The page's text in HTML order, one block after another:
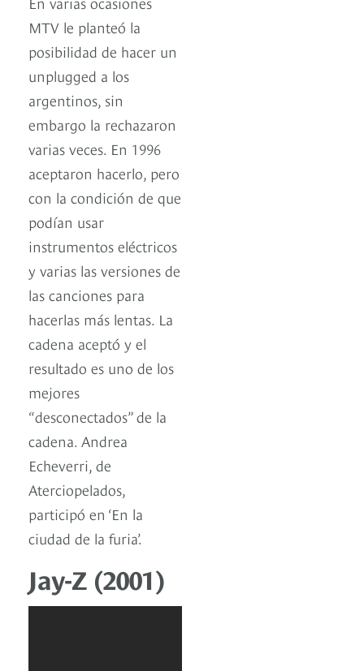
MTV le planteó la
posibilidad de hacer un
unplugged a los
argentinos, sin
embargo la rechazaron
varias veces. En 1996
aceptaron hacerlo, pero
con la condición de que
podían usar
instrumentos eléctricos
y varias las versiones de
las canciones para
hacerlas más lentas. La
cadena aceptó y el
resultado es uno de los
mejores
“desconectados” de la
cadena. Andrea
Echeverri, de
Aterciopelados,
participó en ‘En la
ciudad de la furia’.
Jay-Z (2001)